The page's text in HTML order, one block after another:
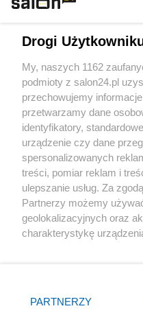
Sport
Społeczeństwo
Kultura
X Facebook
Drogi
My, naszych 1162
podmioty z salon24.pl
przechowujemy
przetwarzamy dane
identyfikatory,
urządzenie czy dane
spersonalizowanych
treści, pomiar reklam i
ulepszanie usług. Za
Partnerzy możemy
geolokalizacyjnych oraz
charakterystykę
zmienić/wycofać klikając
znajdujący się w lewym
PARTNERZY